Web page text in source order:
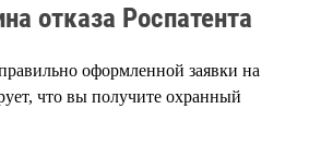
отказа Роспатента
оформленной заявки на
что вы получите охранный